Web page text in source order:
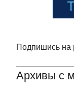
Подпишись на
Архивы с